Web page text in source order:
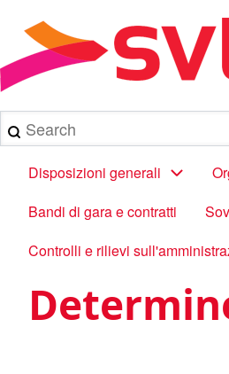
contenuto
principale
Briciole
di
pane
Search
Main
navigation
Disposizioni generali
Bandi di gara e contratti
Controlli e rilievi